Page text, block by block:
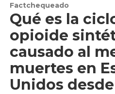
Factchequeado
Qué es la
opioide
causado al
muertes en
Unidos